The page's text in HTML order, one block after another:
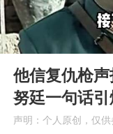
Play
他信复仇枪
努廷一句话
声明：个人原创，仅